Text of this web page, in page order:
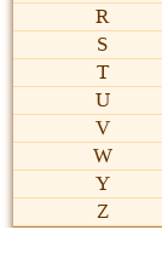
R
S
T
U
V
W
Y
Z